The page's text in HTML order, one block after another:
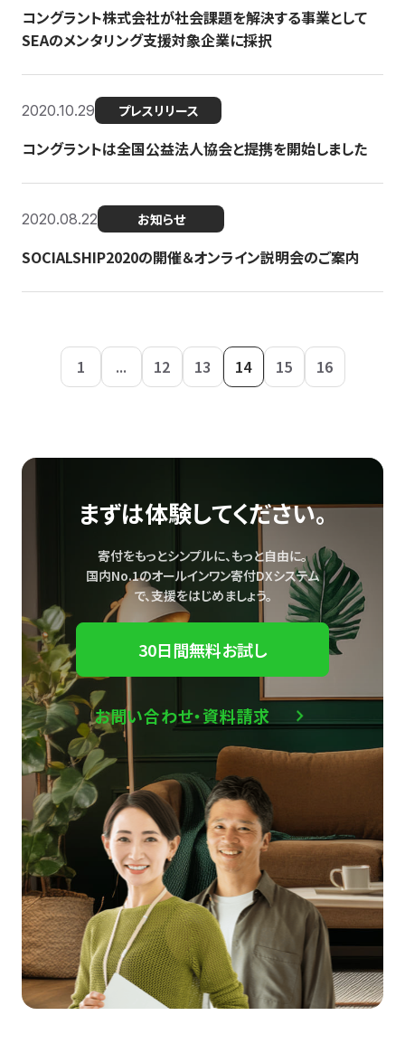
コングラント株式会社が社会課題を解決する事業として
SEAのメンタリング支援対象企業に採択
2020.10.29 プレスリリース
コングラントは全国公益法人協会と提携を開始しました
2020.08.22 お知らせ
SOCIALSHIP2020の開催＆オンライン説明会のご案内
1 ... 12 13 14 15 16
まずは体験してください。
寄付をもっとシンプルに、もっと自由に。
国内No.1のオールインワン寄付DXシステム
で、支援をはじめましょう。
30日間無料お試し
お問い合わせ・資料請求